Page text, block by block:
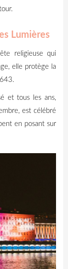
Lumières
religieuse qui
elle protège la
et tous les ans,
est célébré
en posant sur